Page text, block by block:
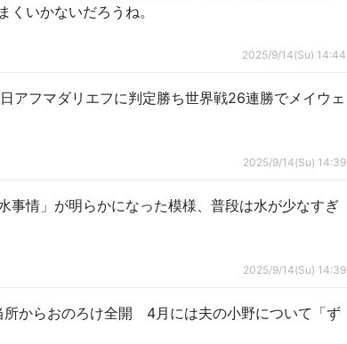
くいかないだろうね。
2025/9/14(Su) 14:44
日アフマダリエフに判定勝ち世界戦26連勝でメイウェ
2025/9/14(Su) 14:39
事情」が明らかになった模様、普段は水が少なすぎ
2025/9/14(Su) 14:39
からおのろけ全開 4月には夫の小野について「ず